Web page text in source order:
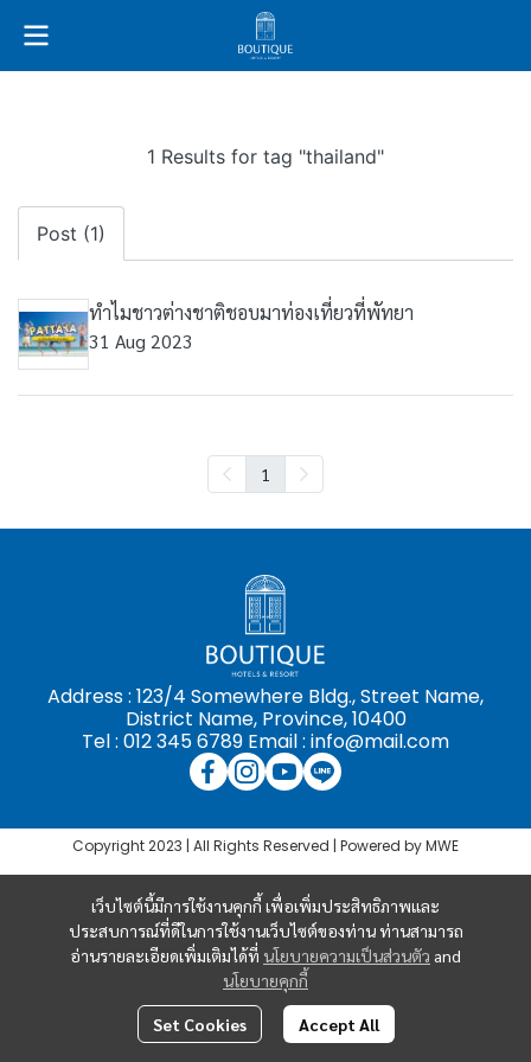
1 Results for tag "thailand"
Post (1)
ทำไมชาวต่างชาติชอบมาท่องเที่ยวที่พัทยา
31 Aug 2023
1
เว็บไซต์นี้มีการใช้งานคุกกี้ เพื่อเพิ่มประสิทธิภาพและ
ประสบการณ์ที่ดีในการใช้งานเว็บไซต์ของท่าน ท่านสามารถ
อ่านรายละเอียดเพิ่มเติมได้ที่ นโยบายความเป็นส่วนตัว and
นโยบายคุกกี้
Set Cookies Accept All
Address : 123/4 Somewhere Bldg., Street Name,
District Name, Province, 10400
Tel : 012 345 6789 Email : info@mail.com
Copyright 2023 | All Rights Reserved | Powered by MWE